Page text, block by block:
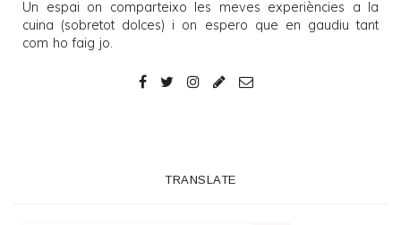
Un espai on comparteixo les meves experiències a la
cuina (sobretot dolces) i on espero que en gaudiu tant
com ho faig jo.
TRANSLATE